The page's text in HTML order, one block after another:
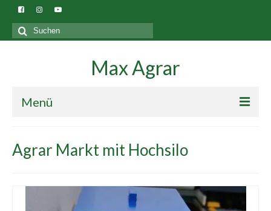
Suchen
nach:
Max Agrar
Menü
Gebäude
Agrar Markt mit Hochsilo